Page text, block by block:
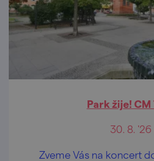
Park žije! CM
30. 8. '26
Zveme Vás na koncert